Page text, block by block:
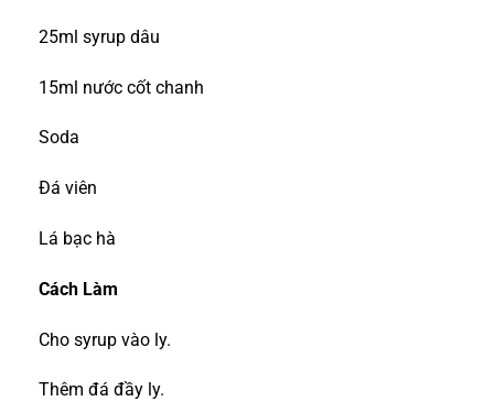
25ml syrup dâu
15ml nước cốt chanh
Soda
Đá viên
Lá bạc hà
Cách Làm
Cho syrup vào ly.
Thêm đá đầy ly.